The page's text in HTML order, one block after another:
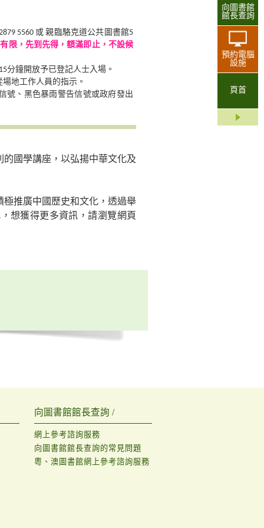
向圖書館
館長查詢
預約電腦
設施
頁首
5560 或 親臨駱克道公共圖書館5
限，先到先得，額滿即止，不設候
鐘開放予已登記人士入場。
地工作人員的指示。
號、黑色暴雨警告信號或政府發出
國學講座，以弘揚中華文化及
推廣中國歷史和文化，透過舉
想獲得更多資訊，請瀏覽網頁
向圖書館館長查詢 /
網上參考諮詢服務
向圖書館館長查詢的常見問題
粵、澳圖書館網上參考諮詢服務